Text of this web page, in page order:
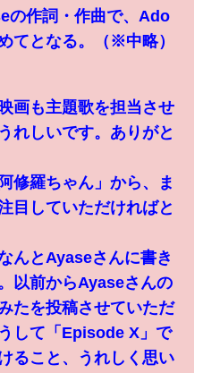
の作詞・作曲で、Ado
てとなる。（※中略）
画も主題歌を担当させ
れしいです。ありがと
修羅ちゃん」から、ま
目していただければと
んとAyaseさんに書き
以前からAyaseさんの
たを投稿させていただ
して「Episode X」で
ること、うれしく思い